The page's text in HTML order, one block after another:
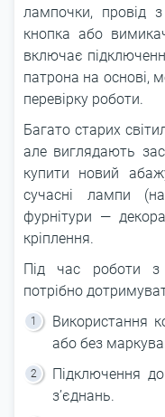
лампочки, провід
кнопка або
включає
патрона на основі,
перевірку роботи.
Багато старих
але виглядають
купити новий
сучасні лампи
фурнітури —
кріплення.
Під час роботи з
потрібно
Використання
або без
Підключення до
з’єднань.